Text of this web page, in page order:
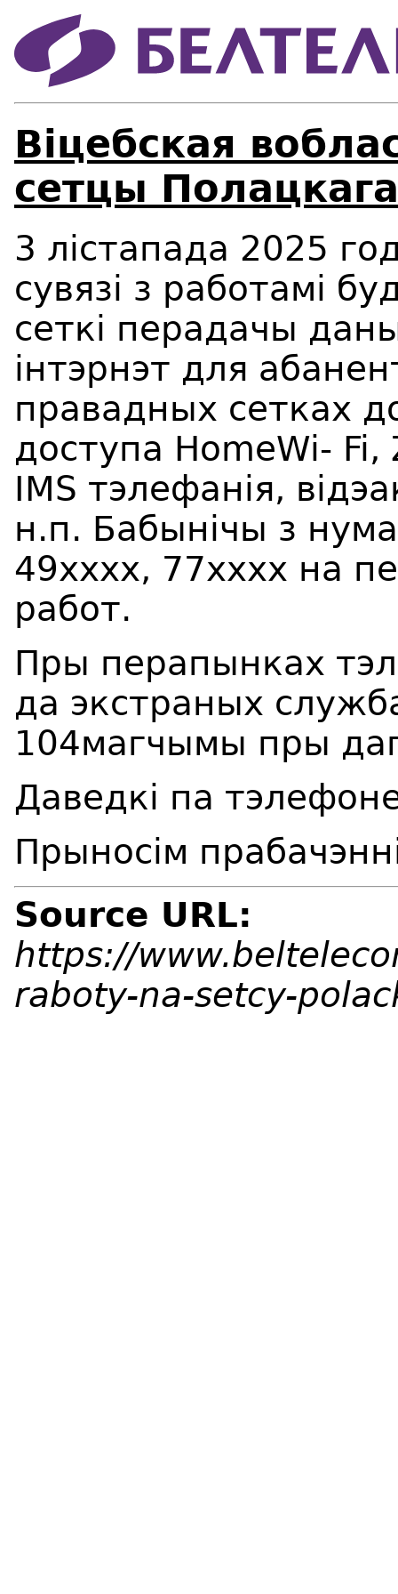
Віцебская
сетцы
3 лістапада 2025
сувязі з работамі
сеткі перадачы
інтэрнэт для
правадных сетках
доступа HomeWi- Fi,
IMS тэлефанiя,
н.п. Бабынічы з
49хххх, 77хххх на
работ.
Пры перапынках
да экстраных
104магчымы пры
Даведкі па
Прыносім
Source URL:
https://
raboty-na-setcy-